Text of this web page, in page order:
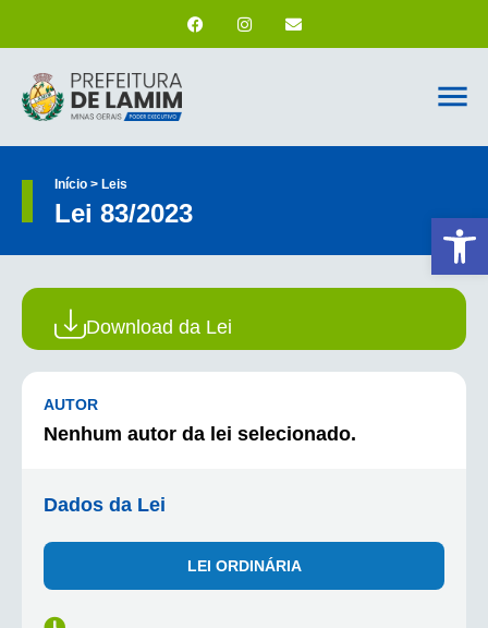
Início > Leis
Lei 83/2023
Download da Lei
AUTOR
Nenhum autor da lei selecionado.
Dados da Lei
LEI ORDINÁRIA